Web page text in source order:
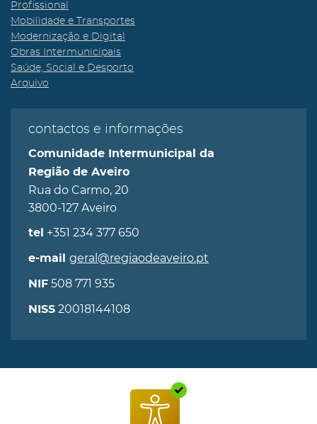
Profissional
Mobilidade e Transportes
Modernização e Digital
Obras Intermunicipais
Saúde, Social e Desporto
Arquivo
contactos e informações
Comunidade Intermunicipal da
Região de Aveiro
Rua do Carmo, 20
3800-127 Aveiro
tel +351 234 377 650
e-mail geral@regiaodeaveiro.pt
NIF 508 771 935
NISS 20018144108